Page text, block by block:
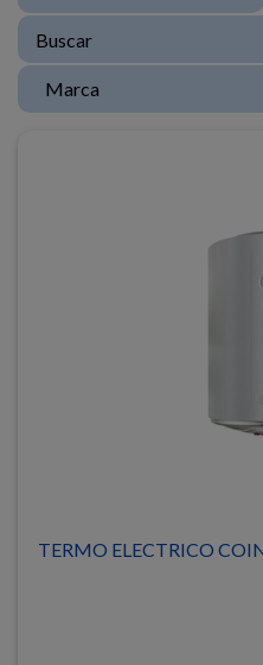
Marca
TERMO ELECTRICO